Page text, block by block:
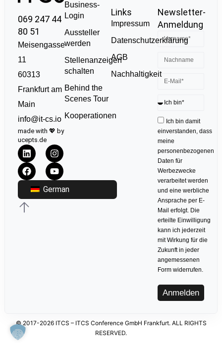
069 247 44
80 51
Meisengasse
11
60313
Frankfurt am
Main
info@it-cs.io
made with 💖 by
ucepts.de
German
Business-
Login
Aussteller
werden
Stellenanzeigen
schalten
Behind the
Scenes Tour
Kooperationen
Links
Impressum
Datenschutzerklärung
AGB
Nachhaltigkeit
Newsletter-
Anmeldung
Ich bin damit
einverstanden, dass
meine
personenbezogenen
Daten für
Werbezwecke
verarbeitet werden
und eine werbliche
Ansprache per E-
Mail erfolgt. Die
erteilte Einwilligung
kann ich jederzeit
mit Wirkung für die
Zukunft in jeder
angemessenen
Form widerrufen.
Anmelden
© 2017-2026 ITCS – ITCS Conference GmbH Frankfurt. ALL RIGHTS
RESERVED.